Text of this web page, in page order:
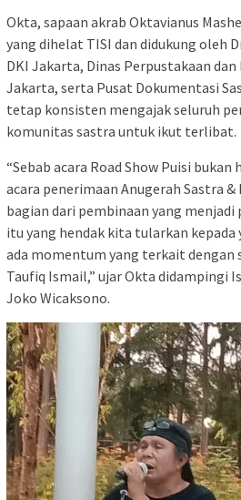
Okta, sapaan akrab Oktavianus
yang dihelat TISI dan didukung oleh
DKI Jakarta, Dinas Perpustakaan
Jakarta, serta Pusat Dokumentasi
tetap konsisten mengajak seluruh
komunitas sastra untuk ikut terlibat.
“Sebab acara Road Show Puisi
acara penerimaan Anugerah Sastra &
bagian dari pembinaan yang
itu yang hendak kita tularkan kepada
ada momentum yang terkait dengan
Taufiq Ismail,” ujar Okta didampingi
Joko Wicaksono.